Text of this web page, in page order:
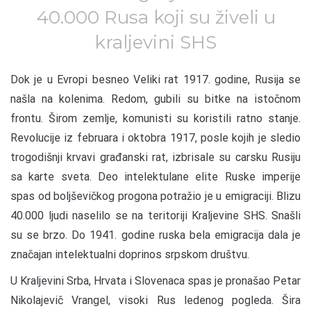
40.000 Rusa koji su živeli u
kraljevini SHS
Dok je u Evropi besneo Veliki rat 1917. godine, Rusija se
našla na kolenima. Redom, gubili su bitke na istočnom
frontu. Širom zemlje, komunisti su koristili ratno stanje.
Revolucije iz februara i oktobra 1917, posle kojih je sledio
trogodišnji krvavi građanski rat, izbrisale su carsku Rusiju
sa karte sveta. Deo intelektulane elite Ruske imperije
spas od boljševičkog progona potražio je u emigraciji. Blizu
40.000 ljudi naselilo se na teritoriji Kraljevine SHS. Snašli
su se brzo. Do 1941. godine ruska bela emigracija dala je
značajan intelektualni doprinos srpskom društvu.
U Kraljevini Srba, Hrvata i Slovenaca spas je pronašao Petar
Nikolajevič Vrangel, visoki Rus ledenog pogleda. Šira